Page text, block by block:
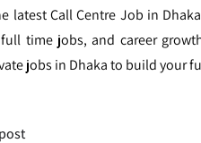
latest Call Centre Job in
full time jobs, and career
jobs in Dhaka to build your